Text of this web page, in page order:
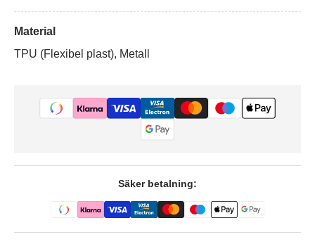
Material
TPU (Flexibel plast), Metall
Säker betalning: